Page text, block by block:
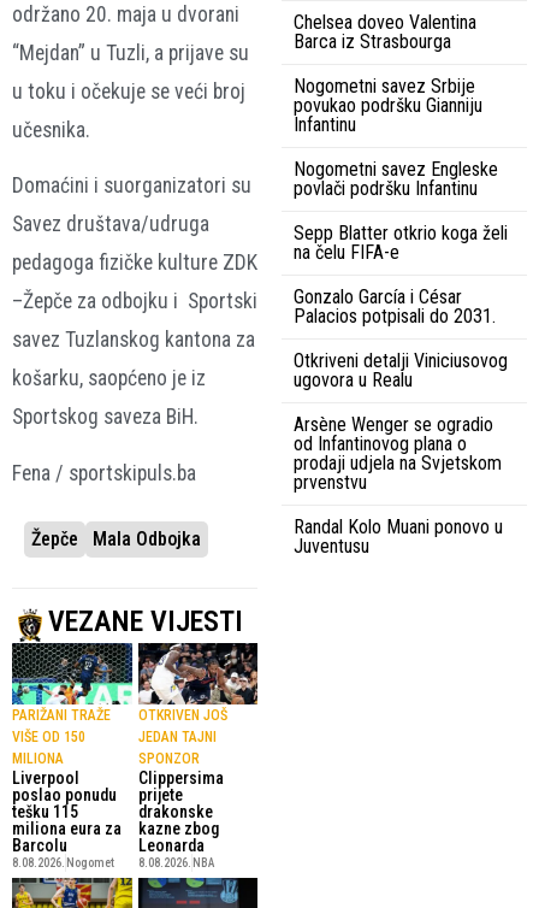
održano 20. maja u dvorani
“Mejdan” u Tuzli, a prijave su
u toku i očekuje se veći broj
učesnika.
Domaćini i suorganizatori su
Savez društava/udruga
pedagoga fizičke kulture ZDK
–Žepče za odbojku i Sportski
savez Tuzlanskog kantona za
košarku, saopćeno je iz
Sportskog saveza BiH.
Fena / sportskipuls.ba
Žepče Mala Odbojka
VEZANE VIJESTI
PARIŽANI TRAŽE
VIŠE OD 150
MILIONA
Liverpool
poslao ponudu
tešku 115
miliona eura za
Barcolu
8.08.2026. Nogomet
OTKRIVEN JOŠ
JEDAN TAJNI
SPONZOR
Clippersima
prijete
drakonske
kazne zbog
Leonarda
8.08.2026. NBA
Chelsea doveo Valentina
Barca iz Strasbourga
Nogometni savez Srbije
povukao podršku Gianniju
Infantinu
Nogometni savez Engleske
povlači podršku Infantinu
Sepp Blatter otkrio koga želi
na čelu FIFA-e
Gonzalo García i César
Palacios potpisali do 2031.
Otkriveni detalji Viniciusovog
ugovora u Realu
Arsène Wenger se ogradio
od Infantinovog plana o
prodaji udjela na Svjetskom
prvenstvu
Randal Kolo Muani ponovo u
Juventusu